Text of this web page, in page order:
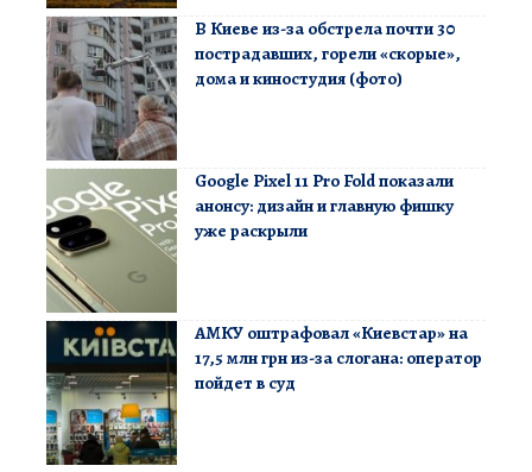
В Киеве из-за обстрела почти 30
пострадавших, горели «скорые»,
дома и киностудия (фото)
Google Pixel 11 Pro Fold показали
анонсу: дизайн и главную фишку
уже раскрыли
АМКУ оштрафовал «Киевстар» на
17,5 млн грн из-за слогана: оператор
пойдет в суд